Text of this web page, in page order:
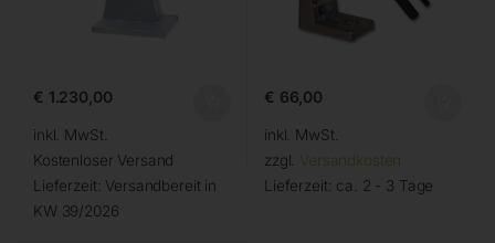
€ 1.230,00
inkl. MwSt.
Kostenloser Versand
Lieferzeit: Versandbereit in
KW 39/2026
€ 66,00
inkl. MwSt.
zzgl. Versandkosten
Lieferzeit: ca. 2 - 3 Tage